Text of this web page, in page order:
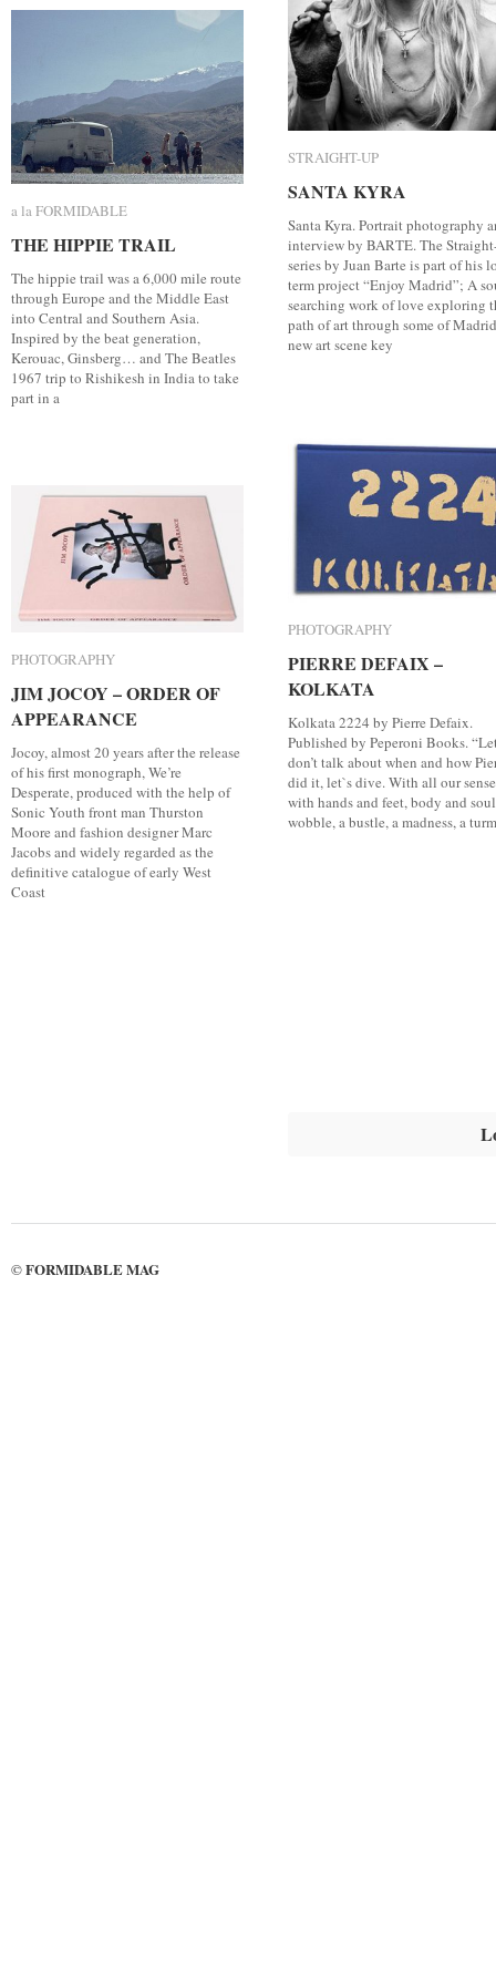
STRAIGHT-UP
SANTA KYRA
Santa Kyra. Portrait photography
interview by BARTE. The
series by Juan Barte is part of his
term project “Enjoy Madrid”; A
searching work of love exploring
path of art through some of
new art scene key
STRAIGHT-UP
SANTA KYRA
a la FORMIDABLE
THE HIPPIE TRAIL
The hippie trail was a 6,000 mile route
through Europe and the Middle East
into Central and Southern Asia.
Inspired by the beat generation,
Kerouac, Ginsberg… and The Beatles
1967 trip to Rishikesh in India to take
part in a
a la FORMIDABLE
THE HIPPIE TRAIL
PHOTOGRAPHY
PIERRE DEFAIX –
KOLKATA
Kolkata 2224 by Pierre Defaix.
Published by Peperoni Books.
don’t talk about when and how
did it, let`s dive. With all our
with hands and feet, body and
wobble, a bustle, a madness, a
PHOTOGRAPHY
PIERRE DEFAIX –
KOLKATA
PHOTOGRAPHY
JIM JOCOY – ORDER OF
APPEARANCE
Jocoy, almost 20 years after the release
of his first monograph, We’re
Desperate, produced with the help of
Sonic Youth front man Thurston
Moore and fashion designer Marc
Jacobs and widely regarded as the
definitive catalogue of early West
Coast
PHOTOGRAPHY
JIM JOCOY – ORDER OF
APPEARANCE
©FORMIDABLE MAG